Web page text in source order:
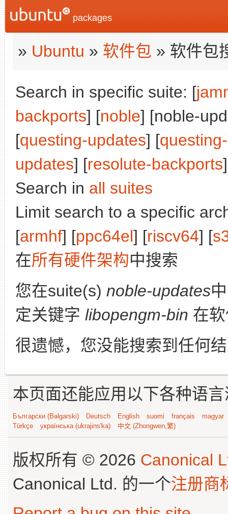
packages
» Ubuntu » 软件包 » 软件包
Search in specific suite: [
backports] [noble] [noble-
[questing-updates] [
updates] [resolute-backports
Search in all suites
Limit search to a specific
[armhf] [ppc64el] [riscv64] [
在所有硬件架构中搜索
您在suite(s) noble-updates
定关键字 libopengm-bin 在
很遗憾，您没能搜索到任何
本页面还能应用以下各种语
Български (Bəlgarski) Deutsch English suomi français
magyar
Türkçe
українська (ukrajins'ka) 中文 (Zhongwen,繁)
版权所有 © 2026 Canonical
Canonical Ltd. 的一个注册商